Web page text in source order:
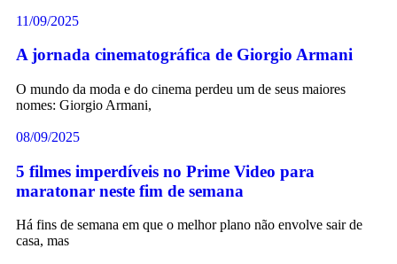
11/09/2025
A jornada cinematográfica de Giorgio Armani
O mundo da moda e do cinema perdeu um de seus maiores
nomes: Giorgio Armani,
08/09/2025
5 filmes imperdíveis no Prime Video para
maratonar neste fim de semana
Há fins de semana em que o melhor plano não envolve sair de
casa, mas